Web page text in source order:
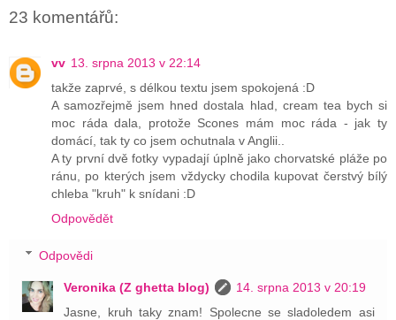
23 komentářů:
vv 13. srpna 2013 v 22:14
takže zaprvé, s délkou textu jsem spokojená :D
A samozřejmě jsem hned dostala hlad, cream tea bych si
moc ráda dala, protože Scones mám moc ráda - jak ty
domácí, tak ty co jsem ochutnala v Anglii..
A ty první dvě fotky vypadají úplně jako chorvatské pláže po
ránu, po kterých jsem vždycky chodila kupovat čerstvý bílý
chleba "kruh" k snídani :D
Odpovědět
Odpovědi
Veronika (Z ghetta blog)
14. srpna 2013 v 20:19
Jasne, kruh taky znam! Spolecne se sladoledem asi